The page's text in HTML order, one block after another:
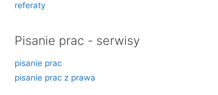
referaty
Pisanie prac - serwisy
pisanie prac
pisanie prac z prawa